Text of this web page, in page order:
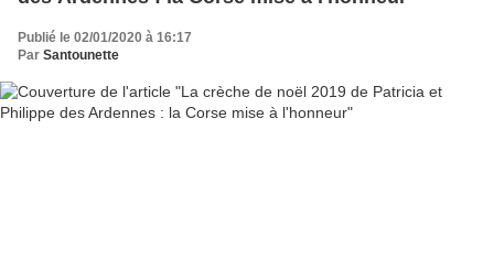
Publié le 02/01/2020 à 16:17
Par Santounette